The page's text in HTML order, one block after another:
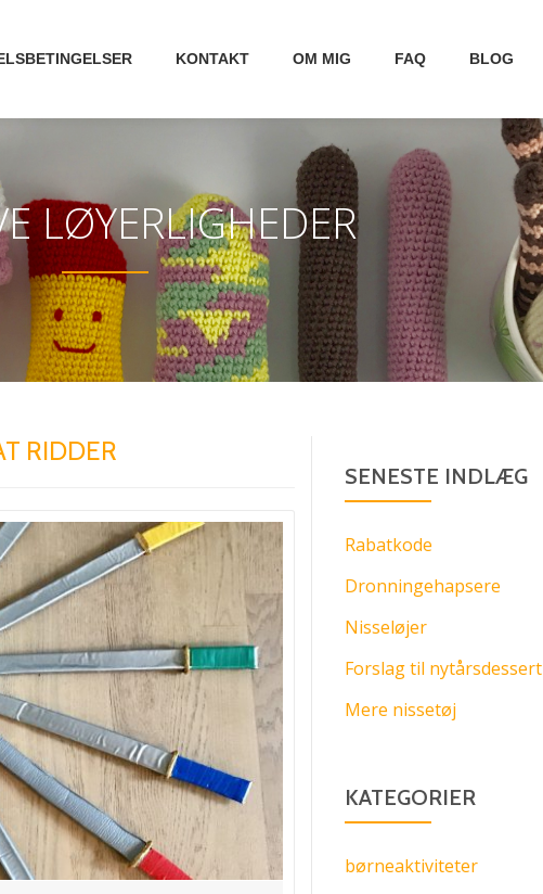
KONTAKT OM MIG FAQ BLOG
LØYERLIGHEDER
RIDDER
SENESTE INDLÆG
Rabatkode
Dronningehapsere
Nisseløjer
Forslag til nytårsdessert
Mere nissetøj
KATEGORIER
børneaktiviteter